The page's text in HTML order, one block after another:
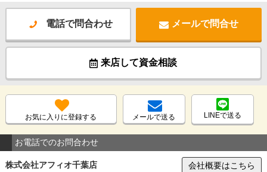
電話で問合わせ メールで問合せ
来店して資金相談
お気に入りに登録する メールで送る LINEで送る
お電話でのお問合わせ
株式会社アフィオ千葉店 会社概要はこちら